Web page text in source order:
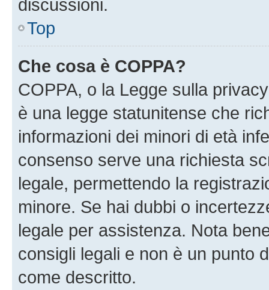
discussioni.
Top
Che cosa è COPPA?
COPPA, o la Legge sulla
è una legge statunitense che
informazioni dei minori di età
consenso serve una richiesta
legale, permettendo la
minore. Se hai dubbi o
legale per assistenza. Nota
consigli legali e non è un punto
come descritto.